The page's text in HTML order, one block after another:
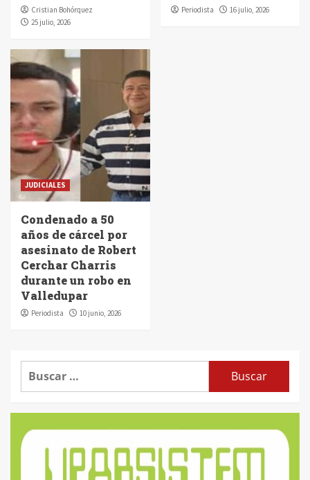
Cristian Bohórquez
25 julio, 2026
Periodista 16 julio, 2026
JUDICIALES
Condenado a 50
años de cárcel por
asesinato de Robert
Cerchar Charris
durante un robo en
Valledupar
Periodista 10 junio, 2026
Buscar: